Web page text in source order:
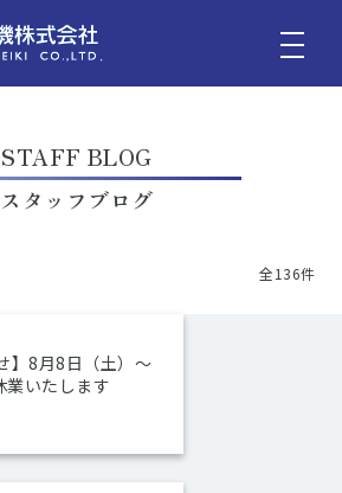
STAFF BLOG
スタッフブログ
全136件
】8月8日（土）～
いたします